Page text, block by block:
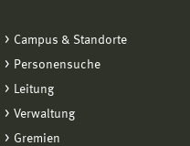
Campus & Standorte
Personensuche
Leitung
Verwaltung
Gremien